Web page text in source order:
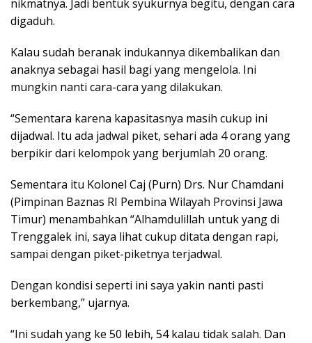
nikmatnya. Jadi bentuk syukurnya begitu, dengan cara
digaduh.
Kalau sudah beranak indukannya dikembalikan dan
anaknya sebagai hasil bagi yang mengelola. Ini
mungkin nanti cara-cara yang dilakukan.
“Sementara karena kapasitasnya masih cukup ini
dijadwal. Itu ada jadwal piket, sehari ada 4 orang yang
berpikir dari kelompok yang berjumlah 20 orang.
Sementara itu Kolonel Caj (Purn) Drs. Nur Chamdani
(Pimpinan Baznas RI Pembina Wilayah Provinsi Jawa
Timur) menambahkan “Alhamdulillah untuk yang di
Trenggalek ini, saya lihat cukup ditata dengan rapi,
sampai dengan piket-piketnya terjadwal.
Dengan kondisi seperti ini saya yakin nanti pasti
berkembang,” ujarnya.
“Ini sudah yang ke 50 lebih, 54 kalau tidak salah. Dan